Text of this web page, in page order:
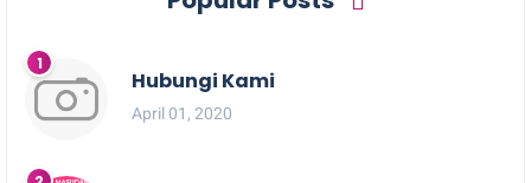
Hubungi Kami
April 01, 2020